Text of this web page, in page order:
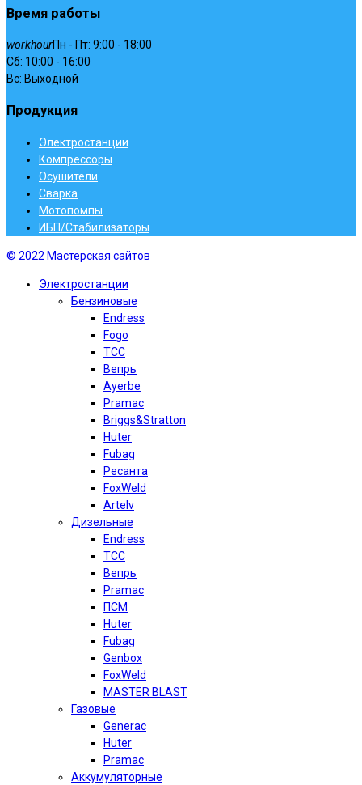
Время работы
workhourПн - Пт: 9:00 - 18:00
Сб: 10:00 - 16:00
Вс: Выходной
Продукция
Электростанции
Компрессоры
Осушители
Сварка
Мотопомпы
ИБП/Стабилизаторы
© 2022 Мастерская сайтов
Электростанции
Бензиновые
Endress
Fogo
TCC
Вепрь
Ayerbe
Pramac
Briggs&Stratton
Huter
Fubag
Ресанта
FoxWeld
Artelv
Дизельные
Endress
TCC
Вепрь
Pramac
ПСМ
Huter
Fubag
Genbox
FoxWeld
MASTER BLAST
Газовые
Generac
Huter
Pramac
Аккумуляторные